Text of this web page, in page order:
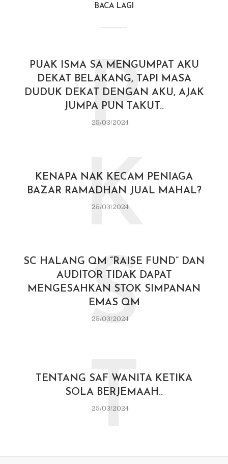
BACA LAGI
PUAK ISMA SA MENGUMPAT AKU
DEKAT BELAKANG, TAPI MASA
DUDUK DEKAT DENGAN AKU, AJAK
JUMPA PUN TAKUT..
25/03/2024
P
KENAPA NAK KECAM PENIAGA
BAZAR RAMADHAN JUAL MAHAL?
25/03/2024
K
SC HALANG QM “RAISE FUND” DAN
AUDITOR TIDAK DAPAT
MENGESAHKAN STOK SIMPANAN
EMAS QM
25/03/2024
S
TENTANG SAF WANITA KETIKA
SOLA BERJEMAAH..
25/03/2024
T